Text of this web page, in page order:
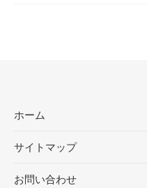
ホーム
サイトマップ
お問い合わせ